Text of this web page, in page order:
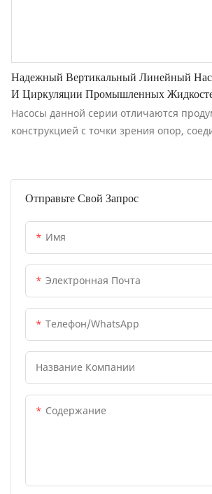
Отправьте Свой Запрос
Имя
Электронная Почта
Телефон/WhatsApp
Название Компании
Содержание
Надежный Вертикальный Линейный
И Циркуляции Промышленных
Насосы данной серии отличаются
конструкцией с точки зрения опор,
контрольными системами.